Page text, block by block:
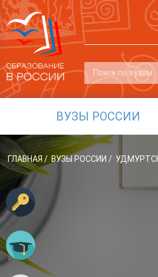
ВУЗЫ РОССИИ
ГЛАВНАЯ / ВУЗЫ РОССИИ /